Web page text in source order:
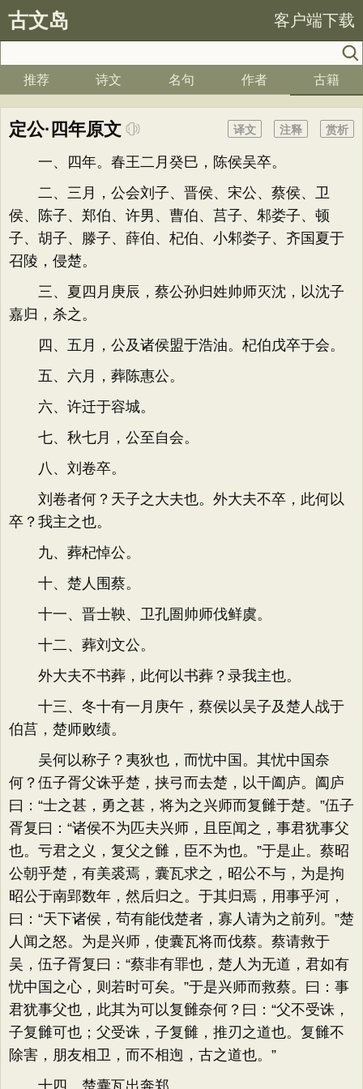
古文岛 客户端下载
推荐 诗文 名句 作者 古籍
定公·四年原文 赏析
注释
译文
一、四年。春王二月癸巳，陈侯吴卒。
二、三月，公会刘子、晋侯、宋公、蔡侯、卫
侯、陈子、郑伯、许男、曹伯、莒子、邾娄子、顿
子、胡子、滕子、薛伯、杞伯、小邾娄子、齐国夏于
召陵，侵楚。
三、夏四月庚辰，蔡公孙归姓帅师灭沈，以沈子
嘉归，杀之。
四、五月，公及诸侯盟于浩油。杞伯戊卒于会。
五、六月，葬陈惠公。
六、许迁于容城。
七、秋七月，公至自会。
八、刘卷卒。
刘卷者何？天子之大夫也。外大夫不卒，此何以
卒？我主之也。
九、葬杞悼公。
十、楚人围蔡。
十一、晋士鞅、卫孔圄帅师伐鲜虞。
十二、葬刘文公。
外大夫不书葬，此何以书葬？录我主也。
十三、冬十有一月庚午，蔡侯以吴子及楚人战于
伯莒，楚师败绩。
吴何以称子？夷狄也，而忧中国。其忧中国奈
何？伍子胥父诛乎楚，挟弓而去楚，以干阖庐。阖庐
曰：“士之甚，勇之甚，将为之兴师而复雠于楚。”伍子
胥复曰：“诸侯不为匹夫兴师，且臣闻之，事君犹事父
也。亏君之义，复父之雠，臣不为也。”于是止。蔡昭
公朝乎楚，有美裘焉，囊瓦求之，昭公不与，为是拘
昭公于南郢数年，然后归之。于其归焉，用事乎河，
曰：“天下诸侯，茍有能伐楚者，寡人请为之前列。”楚
人闻之怒。为是兴师，使囊瓦将而伐蔡。蔡请救于
吴，伍子胥复曰：“蔡非有罪也，楚人为无道，君如有
忧中国之心，则若时可矣。”于是兴师而救蔡。曰：事
君犹事父也，此其为可以复雠奈何？曰：“父不受诛，
子复雠可也；父受诛，子复雠，推刃之道也。复雠不
除害，朋友相卫，而不相迿，古之道也。”
十四、楚囊瓦出奔郑。